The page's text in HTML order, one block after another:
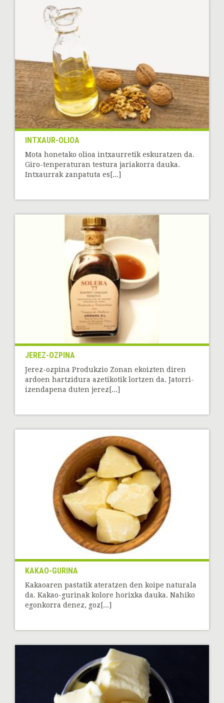
INTXAUR-OLIOA
Mota honetako olioa intxaurretik eskuratzen da.
Giro-tenperaturan testura jariakorra dauka.
Intxaurrak zanpatuta es[...]
JEREZ-OZPINA
Jerez-ozpina Produkzio Zonan ekoizten diren
ardoen hartzidura azetikotik lortzen da. Jatorri-
izendapena duten jerez[...]
KAKAO-GURINA
Kakaoaren pastatik ateratzen den koipe naturala
da. Kakao-gurinak kolore horixka dauka. Nahiko
egonkorra denez, goz[...]